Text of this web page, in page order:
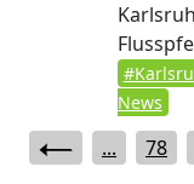
News
... 78